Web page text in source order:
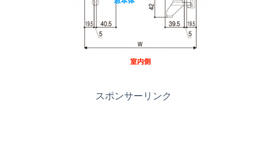
スポンサーリンク